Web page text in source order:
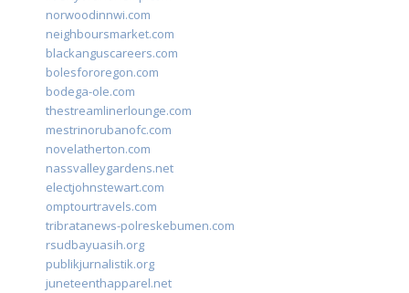
norwoodinnwi.com
neighboursmarket.com
blackanguscareers.com
bolesfororegon.com
bodega-ole.com
thestreamlinerlounge.com
mestrinorubanofc.com
novelatherton.com
nassvalleygardens.net
electjohnstewart.com
omptourtravels.com
tribratanews-polreskebumen.com
rsudbayuasih.org
publikjurnalistik.org
juneteenthapparel.net